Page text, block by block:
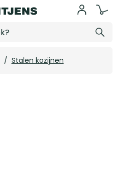
/ Stalen kozijnen